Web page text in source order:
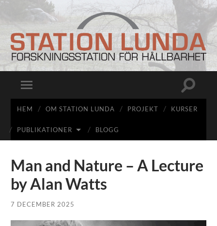
Station
Lunda
Slå
på/av
mobilmeny
Slå
HEM OM STATION LUNDA PROJEKT KURSER
PUBLIKATIONER BLOGG
Man and Nature – A Lecture
by Alan Watts
7 DECEMBER 2025